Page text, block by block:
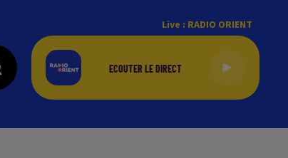
Live : RADIO ORIENT